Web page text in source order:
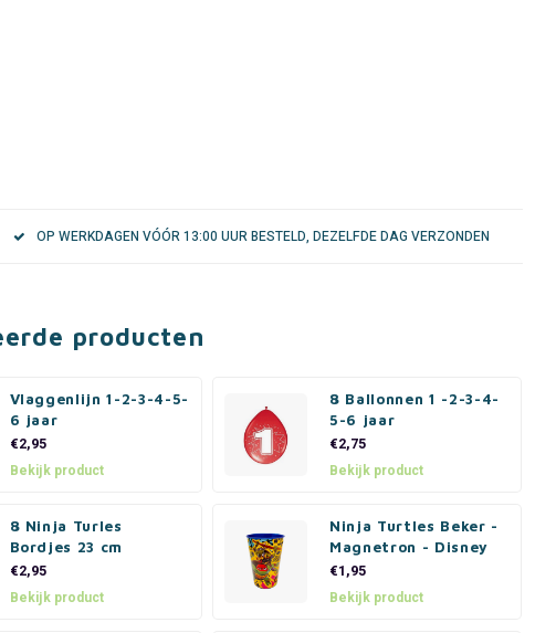
OP WERKDAGEN VÓÓR 13:00 UUR BESTELD, DEZELFDE DAG VERZONDEN
producten
Vlaggenlijn 1-2-3-4-5-
6 jaar
€2,95
Bekijk product
8 Ballonnen 1 -2-3-4-
5-6 jaar
€2,75
Bekijk product
8 Ninja Turles
Bordjes 23 cm
€2,95
Bekijk product
Ninja Turtles Beker -
Magnetron - Disney
€1,95
Bekijk product